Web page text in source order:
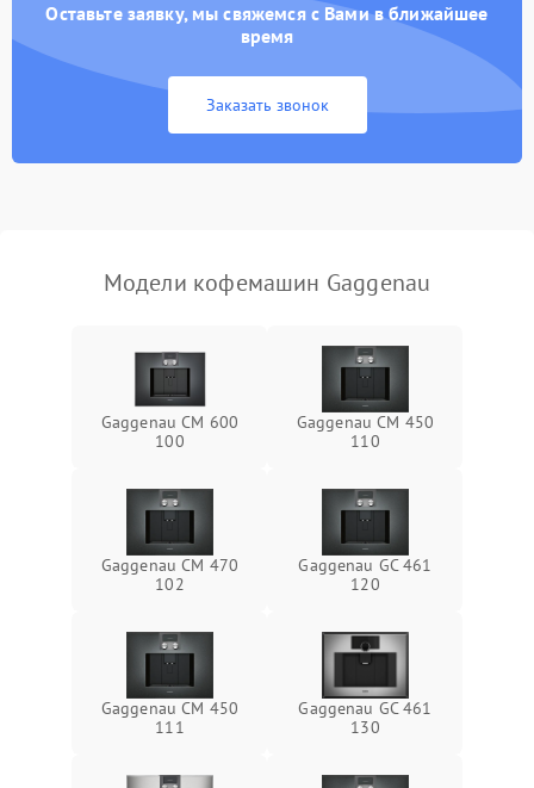
Оставьте заявку, мы свяжемся с Вами в ближайшее
время
Заказать звонок
Модели кофемашин Gaggenau
Gaggenau CM 600
100
Gaggenau CM 450
110
Gaggenau CM 470
102
Gaggenau GC 461
120
Gaggenau CM 450
111
Gaggenau GC 461
130